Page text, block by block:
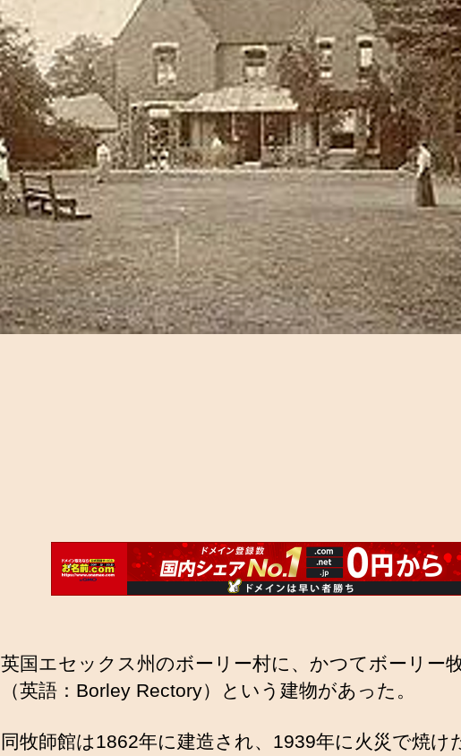
英国エセックス州のボーリー村に、かつてボーリー
（英語：Borley Rectory）という建物があった。
同牧師館は1862年に建造され、1939年に火災で焼け